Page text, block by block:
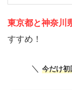
東京都と神奈川
すすめ！
＼ 今だけ初